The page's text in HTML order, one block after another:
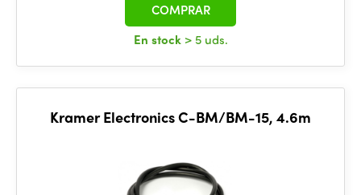
En stock > 5 uds.
COMPRAR
Kramer Electronics C-BM/BM-15, 4.6m